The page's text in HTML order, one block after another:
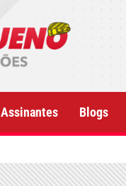
Assinantes Blogs